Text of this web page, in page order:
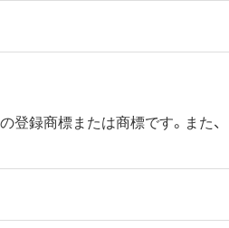
登録商標または商標です。また、